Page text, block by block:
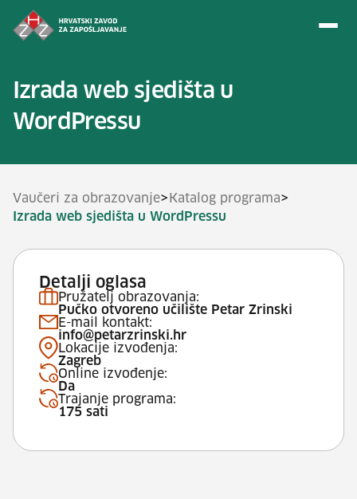
Izrada web sjedišta u
WordPressu
Vaučeri za obrazovanje> Katalog programa>
Izrada web sjedišta u WordPressu
Detalji oglasa
Pružatelj obrazovanja:
Pučko otvoreno učilište Petar Zrinski
E-mail kontakt:
info@petarzrinski.hr
Lokacije izvođenja:
Zagreb
Online izvođenje:
Da
Trajanje programa:
175 sati